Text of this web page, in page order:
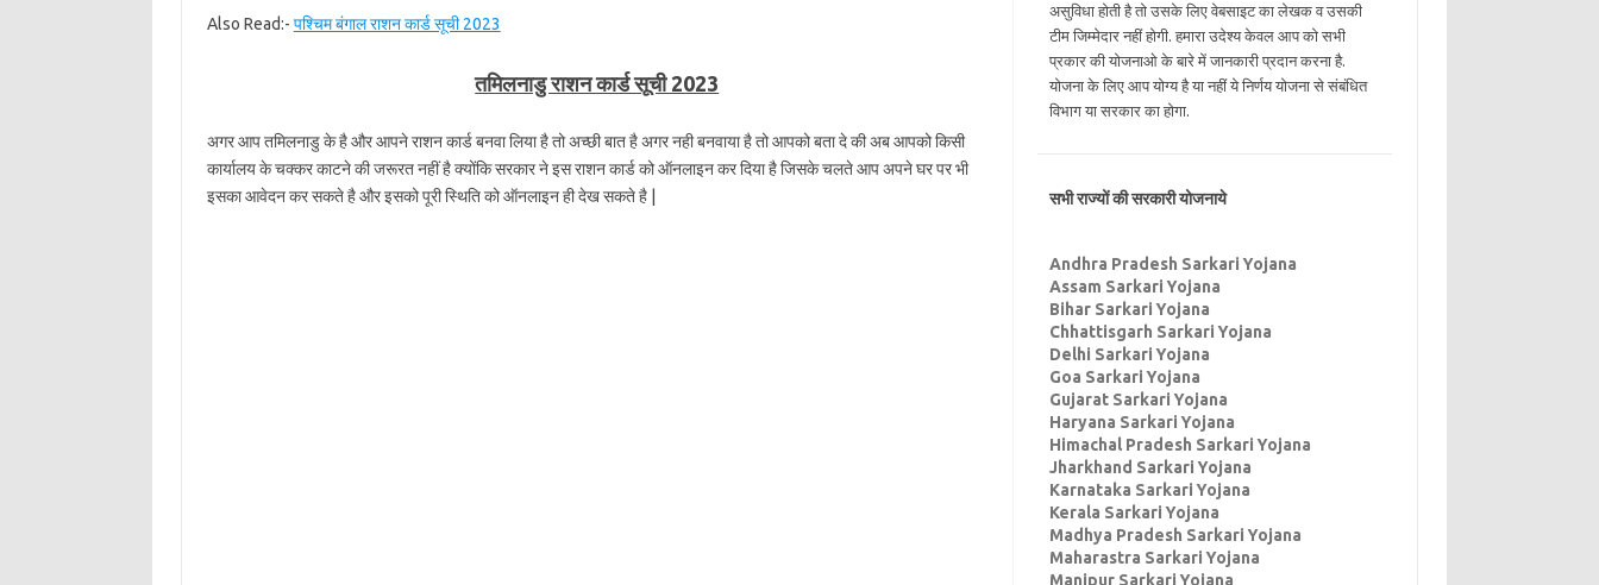
Also Read:- पश्चिम बंगाल राशन कार्ड सूची 2023
तमिलनाडु राशन कार्ड सूची 2023
अगर आप तमिलनाडु के है और आपने राशन कार्ड बनवा लिया है तो अच्छी बात है अगर नही बनवाया है तो आपको बता दे की अब आपको किसी
कार्यालय के चक्कर काटने की जरूरत नहीं है क्योंकि सरकार ने इस राशन कार्ड को ऑनलाइन कर दिया है जिसके चलते आप अपने घर पर भी
इसका आवेदन कर सकते है और इसको पूरी स्थिति को ऑनलाइन ही देख सकते है |
असुविधा होती है तो उसके लिए वेबसाइट का लेखक व उसकी
टीम जिम्मेदार नहीं होगी. हमारा उदेश्य केवल आप को सभी
प्रकार की योजनाओ के बारे में जानकारी प्रदान करना है.
योजना के लिए आप योग्य है या नहीं ये निर्णय योजना से संबंधित
विभाग या सरकार का होगा.
सभी राज्यों की सरकारी योजनाये
Andhra Pradesh Sarkari Yojana
Assam Sarkari Yojana
Bihar Sarkari Yojana
Chhattisgarh Sarkari Yojana
Delhi Sarkari Yojana
Goa Sarkari Yojana
Gujarat Sarkari Yojana
Haryana Sarkari Yojana
Himachal Pradesh Sarkari Yojana
Jharkhand Sarkari Yojana
Karnataka Sarkari Yojana
Kerala Sarkari Yojana
Madhya Pradesh Sarkari Yojana
Maharastra Sarkari Yojana
Manipur Sarkari Yojana